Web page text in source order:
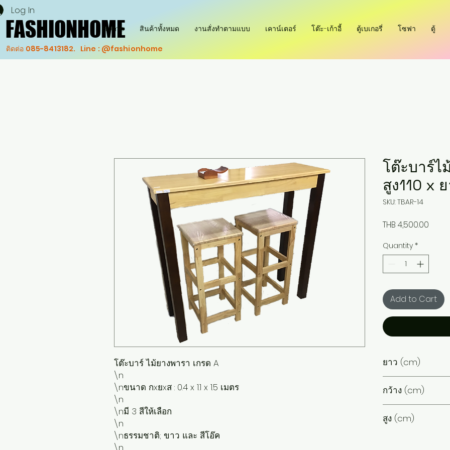
FASHIONHOME
FASHIONHOME
ติดต่อ 085-8413182. Line : @fashionhome
Log In
Home สินค้าทั้งหมด งานสั่งทำตามแบบ เคาน์เตอร์ โต๊ะ-เก้าอี้ ตู้เบเกอรี่ โซฟา ตู้
โต๊ะบาร์ ไม้ยางพารา เกรด A
\n
\nขนาด กxยxส : 0.4 x 1.1 x 1.5 เมตร
\n
\nมี 3 สีให้เลือก
\n
\nธรรมชาติ; ขาว และ สีโอ๊ค
\n
โต๊ะบาร์ไ
สูง110 x
SKU: TBAR-14
THB 4,500.00
Quantity *
Add to Cart
ยาว (cm)
กว้าง (cm)
สูง (cm)